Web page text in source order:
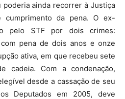
ainda recorrer à Justiça
da pena. O ex-
pelo STF por dois crimes:
pena de dois anos e onze
ativa, em que recebeu sete
cadeia. Com a condenação,
desde a cassação de seu
Deputados em 2005, deve